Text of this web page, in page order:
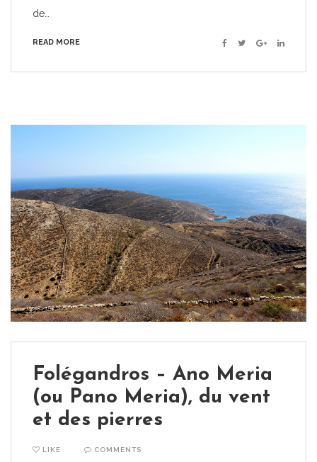
de…
READ MORE Facebook
TwitterGoogle+Linkedin
Folégandros – Ano Meria
(ou Pano Meria), du vent
et des pierres
LIKE COMMENTS